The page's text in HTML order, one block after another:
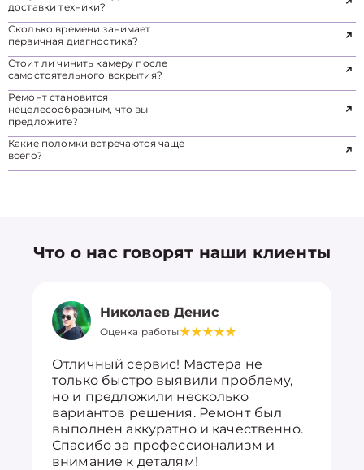
доставки техники?
Сколько времени занимает
первичная диагностика?
Стоит ли чинить камеру после
самостоятельного вскрытия?
Ремонт становится
нецелесообразным, что вы
предложите?
Какие поломки встречаются чаще
всего?
Что о нас говорят наши клиенты
Николаев Денис
Оценка работы
Отличный сервис! Мастера не
только быстро выявили проблему,
но и предложили несколько
вариантов решения. Ремонт был
выполнен аккуратно и качественно.
Спасибо за профессионализм и
внимание к деталям!